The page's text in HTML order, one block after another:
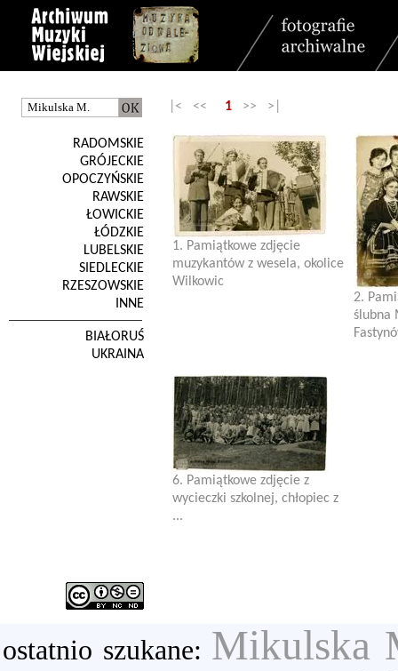
RADOMSKIE
GRÓJECKIE
OPOCZYŃSKIE
RAWSKIE
ŁOWICKIE
ŁÓDZKIE
LUBELSKIE
SIEDLECKIE
RZESZOWSKIE
INNE
BIAŁORUŚ
UKRAINA
|< << 1 >> >|
1. Pamiątkowe zdjęcie
muzykantów z wesela, okolice
Wilkowic
2.
ślubna
6. Pamiątkowe zdjęcie z
wycieczki szkolnej, chłopiec z
...
ostatnio szukane: Mikulska